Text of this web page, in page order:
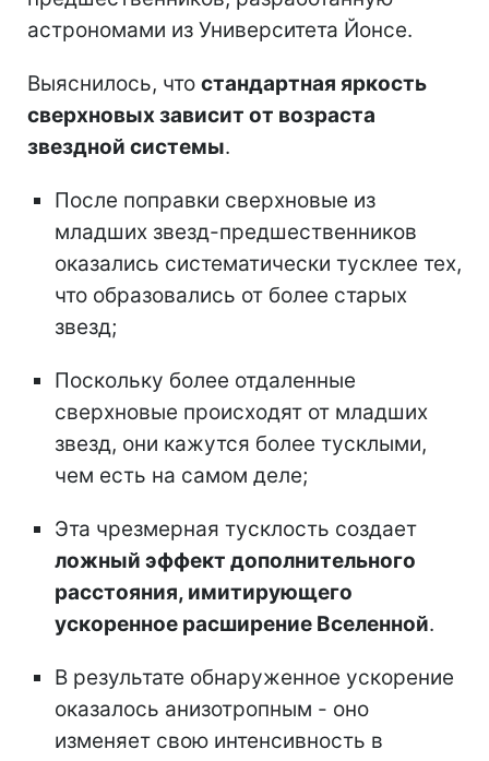
астрономами из Университета Йонсе.
Выяснилось, что стандартная яркость
сверхновых зависит от возраста
звездной системы.
После поправки сверхновые из
младших звезд-предшественников
оказались систематически тусклее тех,
что образовались от более старых
звезд;
Поскольку более отдаленные
сверхновые происходят от младших
звезд, они кажутся более тусклыми,
чем есть на самом деле;
Эта чрезмерная тусклость создает
ложный эффект дополнительного
расстояния, имитирующего
ускоренное расширение Вселенной.
В результате обнаруженное ускорение
оказалось анизотропным - оно
изменяет свою интенсивность в